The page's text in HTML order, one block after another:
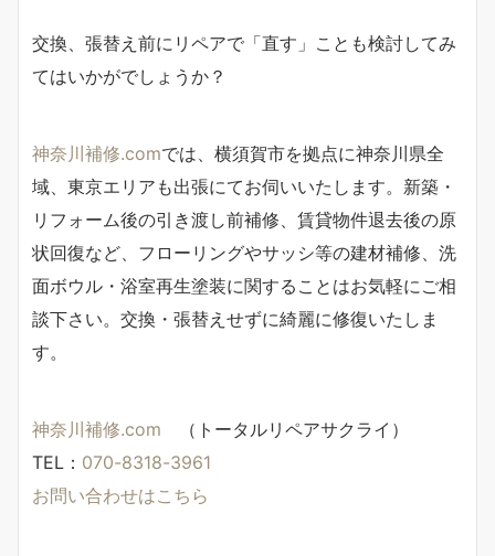
交換、張替え前にリペアで「直す」ことも検討してみ
てはいかがでしょうか？
神奈川補修.comでは、横須賀市を拠点に神奈川県全
域、東京エリアも出張にてお伺いいたします。新築・
リフォーム後の引き渡し前補修、賃貸物件退去後の原
状回復など、フローリングやサッシ等の建材補修、洗
面ボウル・浴室再生塗装に関することはお気軽にご相
談下さい。交換・張替えせずに綺麗に修復いたしま
す。
神奈川補修.com （トータルリペアサクライ）
TEL： 070-8318-3961
お問い合わせはこちら